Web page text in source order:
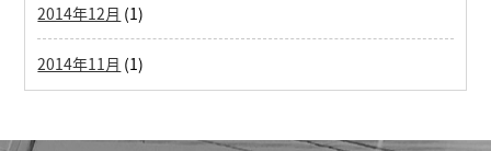
2014年12月 (1)
2014年11月 (1)